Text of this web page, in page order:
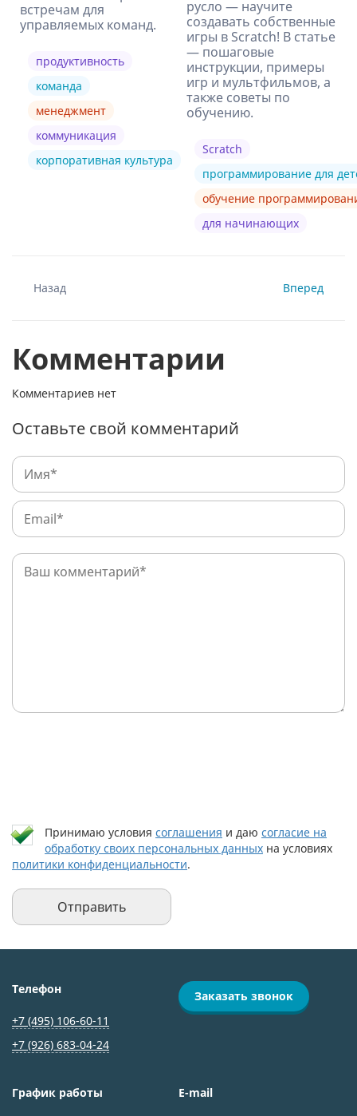
встречам для
управляемых команд.
продуктивность
команда
менеджмент
коммуникация
корпоративная культура
русло — научите
создавать собственные
игры в Scratch! В статье
— пошаговые
инструкции, примеры
игр и мультфильмов, а
также советы по
обучению.
Scratch
программирование для
обучение
для начинающих
Назад Вперед
Комментарии
Комментариев нет
Оставьте свой комментарий
Принимаю условия соглашения и даю согласие на
обработку своих персональных данных на условиях
политики конфиденциальности.
Телефон
+7 (495) 106-60-11
+7 (926) 683‑04-24
Заказать звонок
График работы E-mail